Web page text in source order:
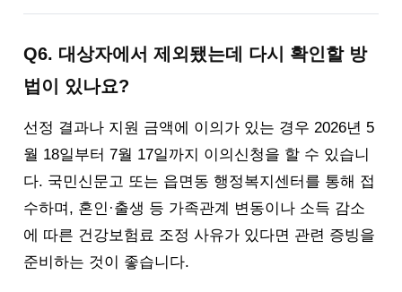
Q6. 대상자에서 제외됐는데 다시 확인할 방
법이 있나요?
선정 결과나 지원 금액에 이의가 있는 경우 2026년 5
월 18일부터 7월 17일까지 이의신청을 할 수 있습니
다. 국민신문고 또는 읍면동 행정복지센터를 통해 접
수하며, 혼인·출생 등 가족관계 변동이나 소득 감소
에 따른 건강보험료 조정 사유가 있다면 관련 증빙을
준비하는 것이 좋습니다.